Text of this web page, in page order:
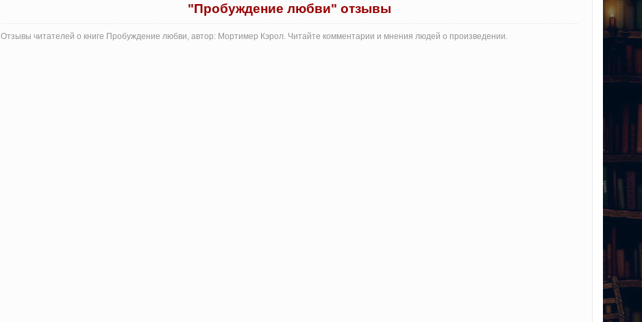
"Пробуждение любви" отзывы
Отзывы читателей о книге Пробуждение любви, автор: Мортимер Кэрол. Читайте комментарии и мнения людей о произведении.